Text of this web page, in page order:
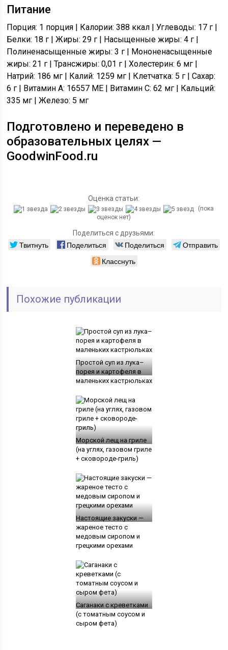
Питание
Порция: 1 порция | Калории: 388 ккал | Углеводы: 17 г |
Белки: 18 г | Жиры: 29 г | Насыщенные жиры: 4 г |
Полиненасыщенные жиры: 3 г | Мононенасыщенные
жиры: 21 г | Трансжиры: 0,01 г | Холестерин: 6 мг |
Натрий: 186 мг | Калий: 1259 мг | Клетчатка: 5 г | Сахар:
6 г | Витамин A: 16557 МЕ | Витамин C: 62 мг | Кальций:
335 мг | Железо: 5 мг
Подготовлено и переведено в
образовательных целях —
GoodwinFood.ru
Оценка статьи:
(пока
оценок нет)
Поделиться с друзьями:
Твитнуть Поделиться Поделиться
Отправить
Класснуть
Похожие публикации
Простой суп из лука–
порея и картофеля в
маленьких кастрюльках
Морской лещ на гриле
(на углях, газовом гриле
+ сковороде-гриль)
Настоящие закуски —
жареное тесто с
медовым сиропом и
грецкими орехами
Саганаки с креветками
(с томатным соусом и
сыром фета)